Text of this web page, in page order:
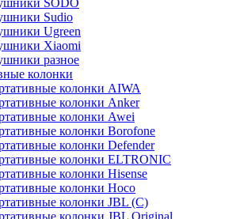
Sudio
Ugreen
Xiaomi
разное
колонки
колонки AIWA
колонки Anker
колонки Awei
колонки Borofone
колонки Defender
колонки ELTRONIC
колонки Hisense
колонки Hoco
колонки JBL (C)
колонки JBL Original